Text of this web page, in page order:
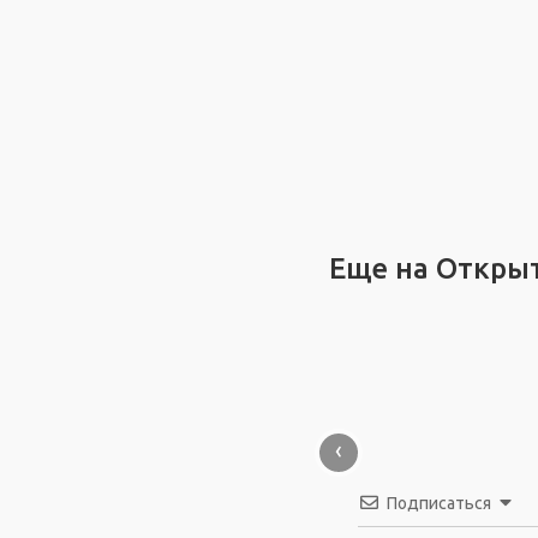
Еще на
‹
Подписаться